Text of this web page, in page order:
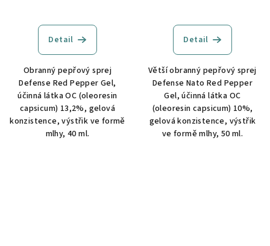
Detail
Obranný pepřový sprej
Defense Red Pepper Gel,
účinná látka OC (oleoresin
capsicum) 13,2%, gelová
konzistence, výstřik ve formě
mlhy, 40 ml.
Detail
Větší obranný pepřový sprej
Defense Nato Red Pepper
Gel, účinná látka OC
(oleoresin capsicum) 10%,
gelová konzistence, výstřik
ve formě mlhy, 50 ml.